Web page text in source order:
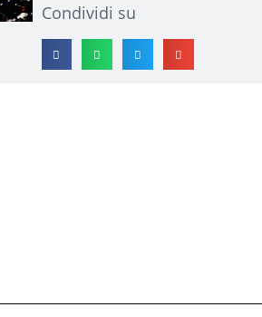
Condividi su